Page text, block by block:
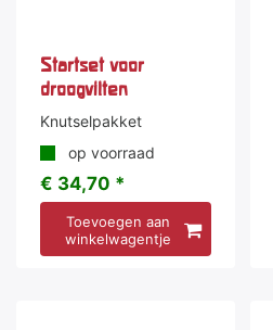
Startset voor
droogvilten
Knutselpakket
op voorraad
€ 34,70 *
Toevoegen aan
winkelwagentje